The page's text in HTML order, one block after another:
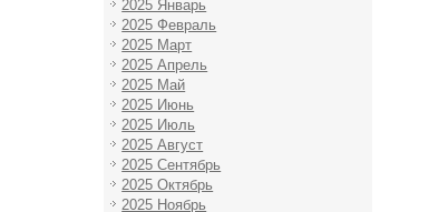
2025 Январь
2025 Февраль
2025 Март
2025 Апрель
2025 Май
2025 Июнь
2025 Июль
2025 Август
2025 Сентябрь
2025 Октябрь
2025 Ноябрь